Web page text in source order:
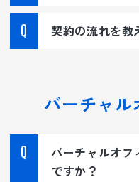
契約の流れを教
バーチャル
バーチャルオフ
ですか？